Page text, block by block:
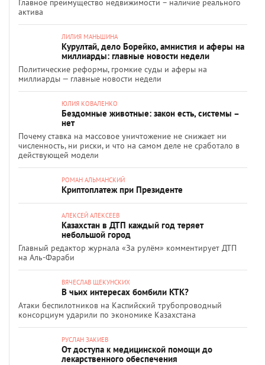
Главное преимущество недвижимости – наличие реального
актива
ЛИЛИЯ МАНЬШИНА
Курултай, дело Борейко, амнистия и аферы на
миллиарды: главные новости недели
Политические реформы, громкие суды и аферы на
миллиарды — главные новости недели
ЮЛИЯ КОВАЛЕНКО
Бездомные животные: закон есть, системы –
нет
Почему ставка на массовое уничтожение не снижает ни
численность, ни риски, и что на самом деле не сработало в
действующей модели
РОМАН АЛЬМАНСКИЙ
Криптоплатеж при Президенте
АЛЕКСЕЙ АЛЕКСЕЕВ
Казахстан в ДТП каждый год теряет
небольшой город
Главный редактор журнала «За рулём» комментирует ДТП
на Аль-Фараби
ВЯЧЕСЛАВ ЩЕКУНСКИХ
В чьих интересах бомбили КТК?
Атаки беспилотников на Каспийский трубопроводный
консорциум ударили по экономике Казахстана
РУСЛАН ЗАКИЕВ
От доступа к медицинской помощи до
лекарственного обеспечения